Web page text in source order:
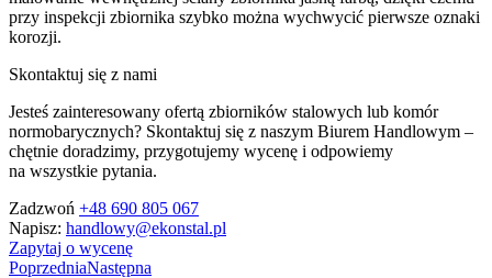
przy inspekcji zbiornika szybko można wychwycić pierwsze oznaki
korozji.
Skontaktuj się z nami
Jesteś zainteresowany ofertą zbiorników stalowych lub komór
normobarycznych? Skontaktuj się z naszym Biurem Handlowym –
chętnie doradzimy, przygotujemy wycenę i odpowiemy
na wszystkie pytania.
Zadzwoń +48 690 805 067
Napisz: handlowy@ekonstal.pl
Zapytaj o wycenę
PoprzedniaNastępna